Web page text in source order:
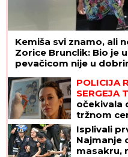
Kemiša svi znamo, ali
Zorice Brunclik: Bio je
pevačicom nije u
POLICIJA
SERGEJA
očekivala
tržnom
Isplivali
Najmanje
masakru,